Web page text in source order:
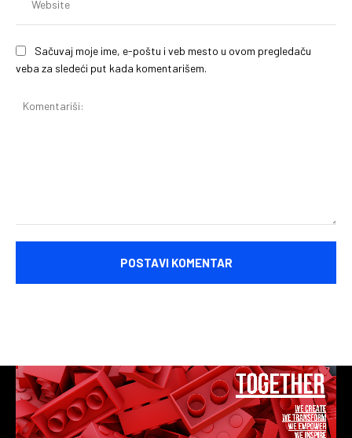
Sačuvaj moje ime, e-poštu i veb mesto u ovom pregledaču
veba za sledeći put kada komentarišem.